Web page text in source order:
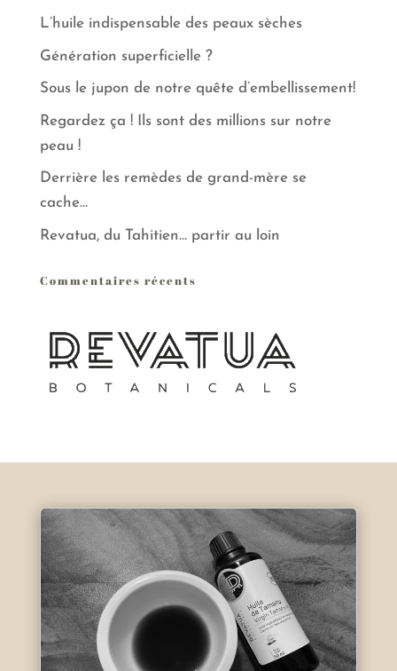
L’huile indispensable des peaux sèches
Génération superficielle ?
Sous le jupon de notre quête d’embellissement!
Regardez ça ! Ils sont des millions sur notre
peau !
Derrière les remèdes de grand-mère se
cache…
Revatua, du Tahitien… partir au loin
Commentaires récents